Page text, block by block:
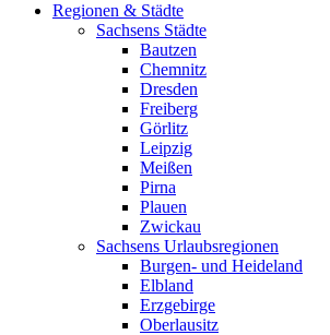
Regionen & Städte
Sachsens Städte
Bautzen
Chemnitz
Dresden
Freiberg
Görlitz
Leipzig
Meißen
Pirna
Plauen
Zwickau
Sachsens Urlaubsregionen
Burgen- und Heideland
Elbland
Erzgebirge
Oberlausitz